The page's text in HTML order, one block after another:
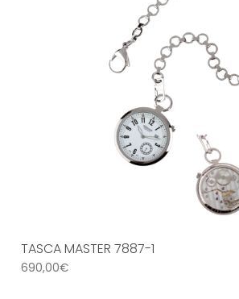
TASCA MASTER 7887-1
690,00€